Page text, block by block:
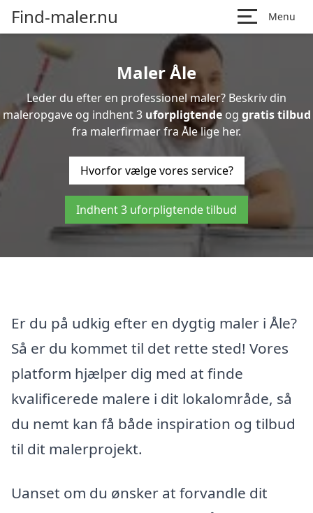
Find-maler.nu Menu
Maler Åle
Leder du efter en professionel maler? Beskriv din
maleropgave og indhent 3 uforpligtendeog gratis tilbud
fra malerfirmaer fra Åle lige her.
Hvorfor vælge vores service?
Indhent 3 uforpligtende tilbud
Er du på udkig efter en dygtig maler i Åle?
Så er du kommet til det rette sted! Vores
platform hjælper dig med at finde
kvalificerede malere i dit lokalområde, så
du nemt kan få både inspiration og tilbud
til dit malerprojekt.
Uanset om du ønsker at forvandle dit